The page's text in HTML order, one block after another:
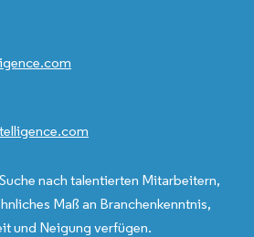
nach talentierten Mitarbeitern,
Maß an Branchenkenntnis,
und Neigung verfügen.